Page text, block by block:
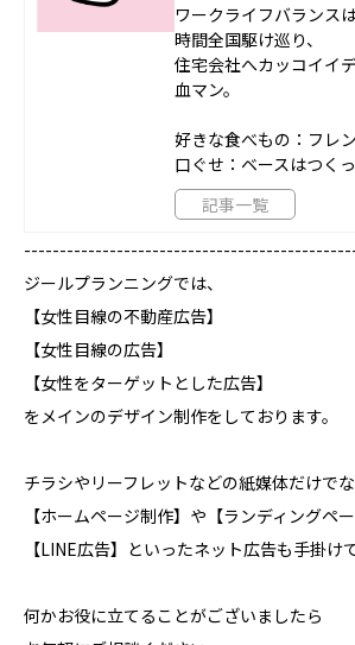
ワークライフバランス
時間全国駆け巡り、
住宅会社へカッコイイ
血マン。
好きな食べもの：フレ
口ぐせ：ベースはつくっ
記事一覧
ジールプランニングでは、
【女性目線の不動産広告】
【女性目線の広告】
【女性をターゲットとした広告】
をメインのデザイン制作をしております。
チラシやリーフレットなどの紙媒体だけでな
【ホームページ制作】や【ランディングペー
【LINE広告】といったネット広告も手掛け
何かお役に立てることがございましたら